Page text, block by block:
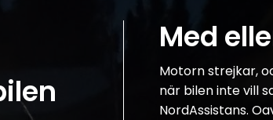
Med
Motorn strejkar,
när bilen inte vill
NordAssistans.